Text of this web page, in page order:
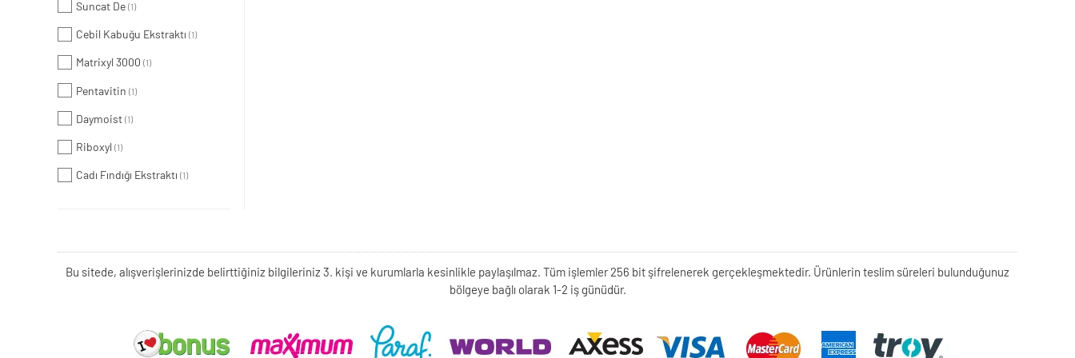
Suncat De (1)
Cebil Kabuğu Ekstraktı (1)
Matrixyl 3000 (1)
Pentavitin (1)
Daymoist (1)
Riboxyl (1)
Cadı Fındığı Ekstraktı (1)
Bu sitede, alışverişlerinizde belirttiğiniz bilgileriniz 3. kişi ve kurumlarla kesinlikle paylaşılmaz. Tüm işlemler 256 bit şifrelenerek gerçekleşmektedir. Ürünlerin teslim süreleri bulunduğunuz
bölgeye bağlı olarak 1-2 iş günüdür.